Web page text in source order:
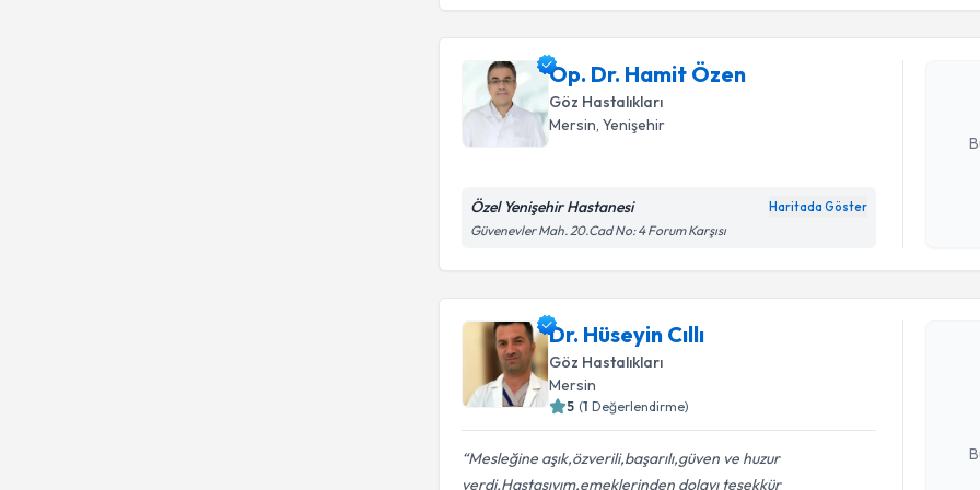
Op. Dr. Hamit Özen
Göz Hastalıkları
Mersin , Yenişehir
Özel Yenişehir Hastanesi Haritada Göster
Güvenevler Mah. 20.Cad No: 4 Forum Karşısı
Dr. Hüseyin Cıllı
Göz Hastalıkları
Mersin
5 (1 Değerlendirme)
Mesleğine aşık,özverili,başarılı,güven ve huzur
verdi,Hastasıyım,emeklerinden dolayı teşekkür
Randevu